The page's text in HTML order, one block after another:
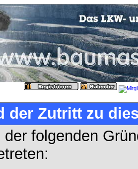
der Zutritt zu
folgenden